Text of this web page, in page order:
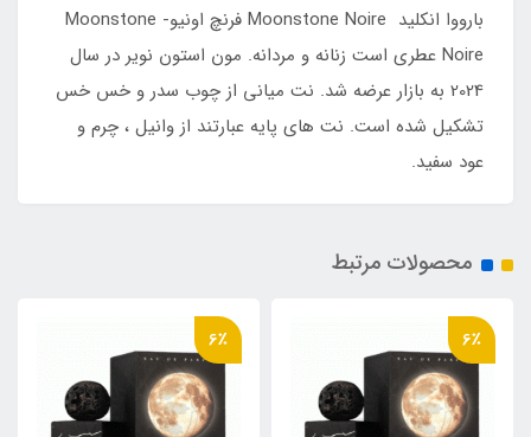
بارووا انکلید Moonstone Noire فرنچ اونیو- Moonstone
Noire عطری است زنانه و مردانه. مون استون نویر در سال
2024 به بازار عرضه شد. نت میانی از چوب سدر و خس خس
تشکیل شده است. نت های پایه عبارتند از وانیل ، چرم و
عود سفید.
محصولات مرتبط
6٪ 6٪